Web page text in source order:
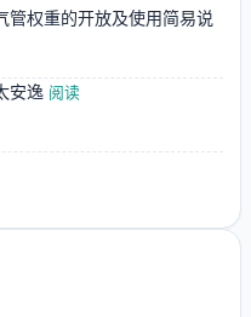
管权重的开放及使用简易说
安逸 阅读